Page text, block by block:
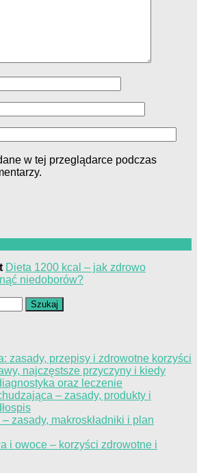
w tej przeglądarce podczas
Dieta 1200 kcal – jak zdrowo
niedoborów?
zasady, przepisy i zdrowotne korzyści
najczęstsze przyczyny i kiedy
oraz leczenie
– zasady, produkty i
zasady, makroskładniki i plan
i owoce – korzyści zdrowotne i